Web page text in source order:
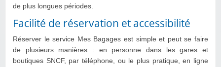
de plus longues périodes.
Facilité de réservation et accessibilité
Réserver le service Mes Bagages est simple et peut se faire
de plusieurs manières : en personne dans les gares et
boutiques SNCF, par téléphone, ou le plus pratique, en ligne